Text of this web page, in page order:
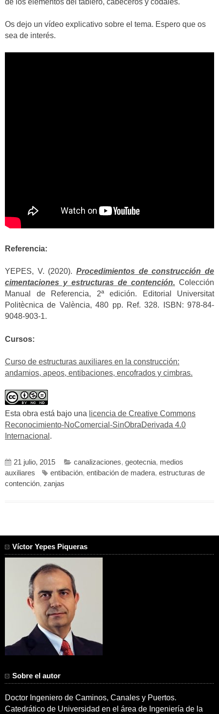
Os dejo un vídeo explicativo sobre el tema. Espero que os
sea de interés.
Referencia:
YEPES, V. (2020). Procedimientos de construcción de
cimentaciones y estructuras de contención. Colección
Manual de Referencia, 2ª edición. Editorial Universitat
Politècnica de València, 480 pp. Ref. 328. ISBN: 978-84-
9048-903-1.
Cursos:
Curso de estructuras auxiliares en la construcción:
andamios, apeos, entibaciones, encofrados y cimbras.
Esta obra está bajo una licencia de Creative Commons
Reconocimiento-NoComercial-SinObraDerivada 4.0
Internacional .
21 julio, 2015 canalizaciones, geotecnia, medios
auxiliares
entibación, entibación de madera, estructuras de
contención, zanjas
Víctor Yepes Piqueras
Sobre el autor
Doctor Ingeniero de Caminos, Canales y Puertos.
Catedrático de Universidad en el área de Ingeniería de la